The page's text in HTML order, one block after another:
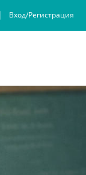
Вход/Регистрация